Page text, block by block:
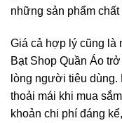
những sản phẩm
Giá cả hợp lý cũng là
Bạt Shop Quần Áo
lòng người tiêu dùng.
thoải mái khi mua
khoản chi phí đáng